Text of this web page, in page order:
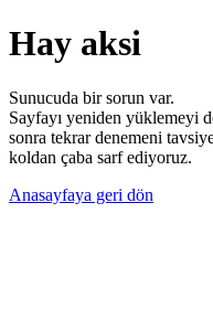
Hay aksi
Sunucuda bir sorun var.
Sayfayı yeniden yüklemeyi
sonra tekrar denemeni
koldan çaba sarf ediyoruz.
Anasayfaya geri dön